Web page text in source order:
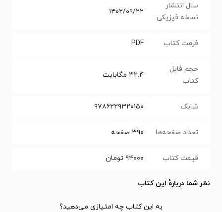
سال انتشار
نسخه فیزیکی
۱۴۰۲/۰۹/۲۲
فرمت کتاب PDF
حجم فایل
کتاب
۳۲.۴ مگابایت
شابک ۹۷۸۶۲۲۹۳۲۰۱۵۰
تعداد صفحه‌ها ۳۹۰ صفحه
قیمت کتاب ۹۴۰۰۰ تومان
نظر شما دربارهٔ این کتاب
به این کتاب چه امتیازی می‌دهید؟